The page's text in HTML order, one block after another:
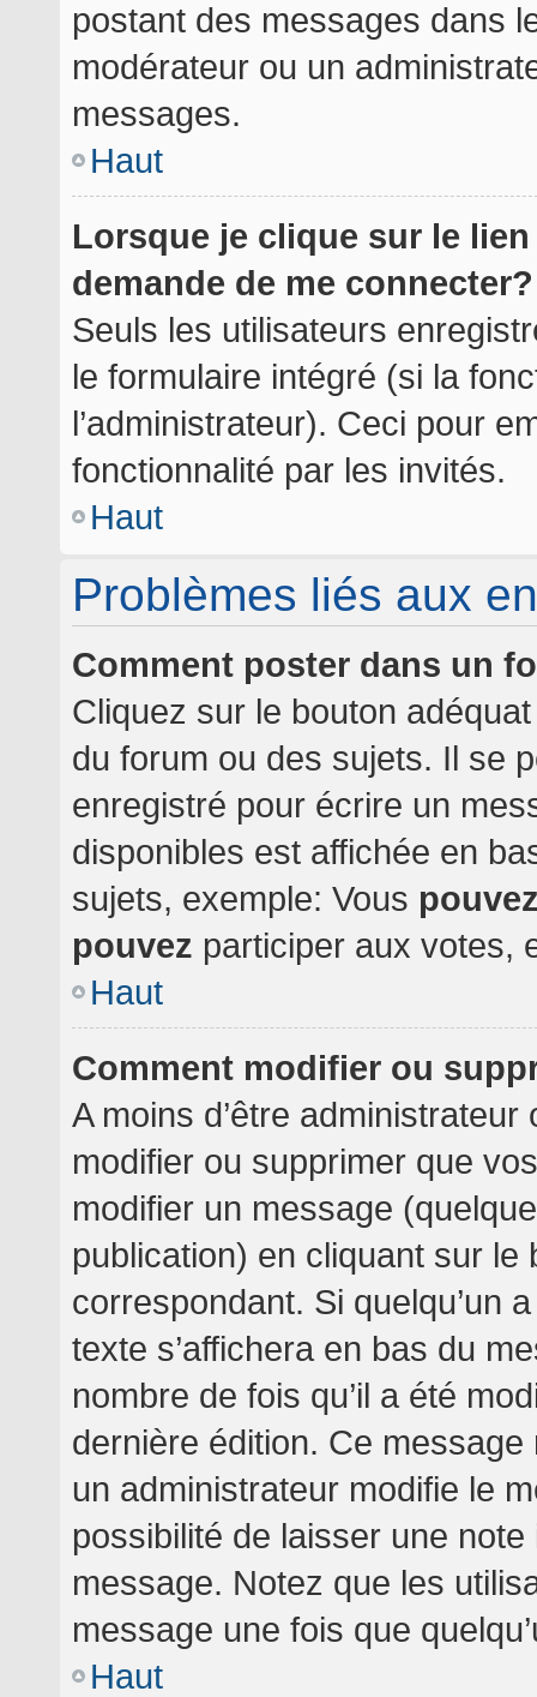
postant des messages dans
modérateur ou un
messages.
Haut
Lorsque je clique sur le
demande de me connecter?
Seuls les utilisateurs
le formulaire intégré (si la
l’administrateur). Ceci pour
fonctionnalité par les invités.
Haut
Problèmes liés aux
Comment poster dans un
Cliquez sur le bouton
du forum ou des sujets. Il se
enregistré pour écrire un
disponibles est affichée en
sujets, exemple: Vous
pouvez participer aux votes,
Haut
Comment modifier ou
A moins d’être
modifier ou supprimer que
modifier un message
publication) en cliquant sur le
correspondant. Si quelqu’un
texte s’affichera en bas du
nombre de fois qu’il a été
dernière édition. Ce
un administrateur modifie le
possibilité de laisser une note
message. Notez que les
message une fois que
Haut